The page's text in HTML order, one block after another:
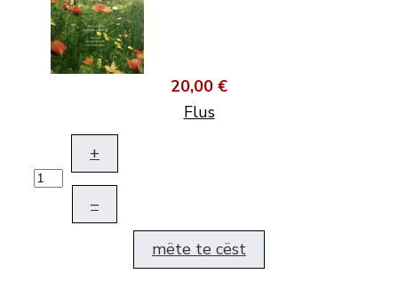
20,00 €
Flus
+
–
mëte te cëst